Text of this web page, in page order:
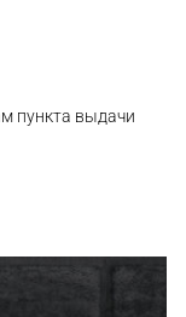
пункта выдачи